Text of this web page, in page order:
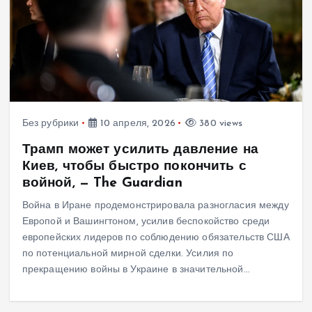
Без рубрики 10 апреля, 2026 380 views
Трамп может усилить давление на
Киев, чтобы быстро покончить с
войной, — The Guardian
Война в Иране продемонстрировала разногласия между
Европой и Вашингтоном, усилив беспокойство среди
европейских лидеров по соблюдению обязательств США
по потенциальной мирной сделки. Усилия по
прекращению войны в Украине в значительной…